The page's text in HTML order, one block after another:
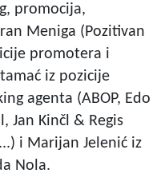
promocija,
Meniga (Pozitivan
promotera i
iz pozicije
agenta (ABOP, Edo
Jan Kinčl & Regis
i Marijan Jelenić iz
Nola.